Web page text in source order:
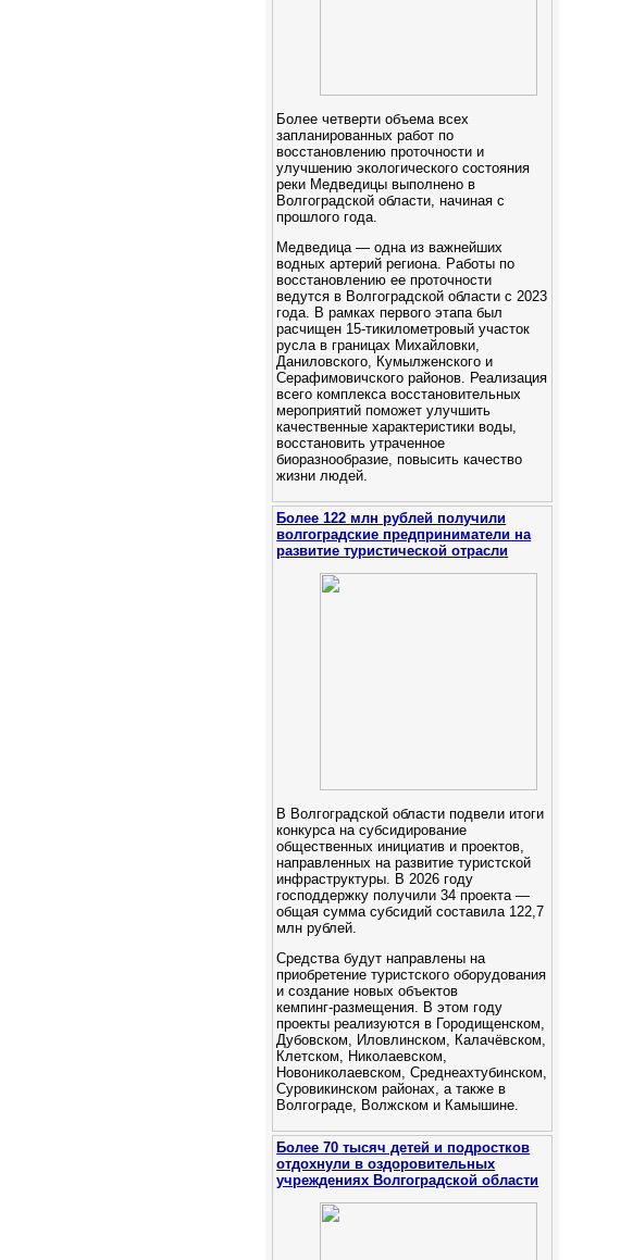
Более четверти объема всех
запланированных работ по
восстановлению проточности и
улучшению экологического состояния
реки Медведицы выполнено в
Волгоградской области, начиная с
прошлого года.
Медведица — одна из важнейших
водных артерий региона. Работы по
восстановлению ее проточности
ведутся в Волгоградской области с 2023
года. В рамках первого этапа был
расчищен 15-тикилометровый участок
русла в границах Михайловки,
Даниловского, Кумылженского и
Серафимовичского районов. Реализация
всего комплекса восстановительных
мероприятий поможет улучшить
качественные характеристики воды,
восстановить утраченное
биоразнообразие, повысить качество
жизни людей.
Более 122 млн рублей получили
волгоградские предприниматели на
развитие туристической отрасли
В Волгоградской области подвели итоги
конкурса на субсидирование
общественных инициатив и проектов,
направленных на развитие туристской
инфраструктуры. В 2026 году
господдержку получили 34 проекта —
общая сумма субсидий составила 122,7
млн рублей.
Средства будут направлены на
приобретение туристского оборудования
и создание новых объектов
кемпинг‑размещения. В этом году
проекты реализуются в Городищенском,
Дубовском, Иловлинском, Калачёвском,
Клетском, Николаевском,
Новониколаевском, Среднеахтубинском,
Суровикинском районах, а также в
Волгограде, Волжском и Камышине.
Более 70 тысяч детей и подростков
отдохнули в оздоровительных
учреждениях Волгоградской области